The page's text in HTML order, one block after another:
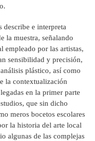
describe e interpreta
la muestra, señalando
empleado por las artistas,
sensibilidad y precisión,
plástico, así como
la contextualización
en la primer parte
que sin dicho
meros bocetos escolares
la historia del arte local
algunas de las complejas